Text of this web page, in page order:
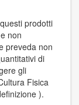
prodotti
non
preveda non
di
gli
Fisica
).